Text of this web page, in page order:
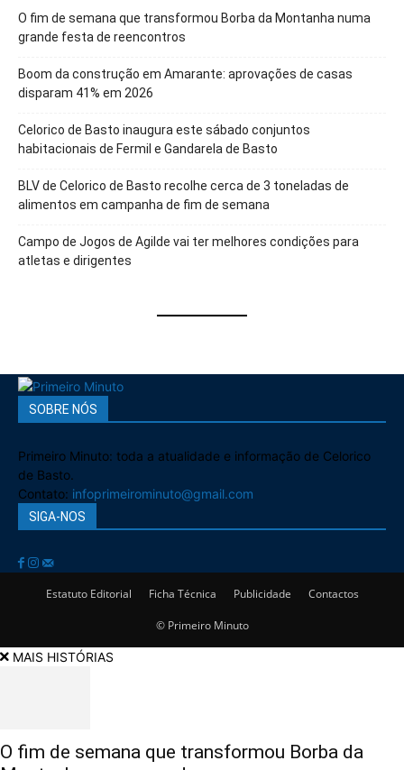
O fim de semana que transformou Borba da Montanha numa
grande festa de reencontros
Boom da construção em Amarante: aprovações de casas
disparam 41% em 2026
Celorico de Basto inaugura este sábado conjuntos
habitacionais de Fermil e Gandarela de Basto
BLV de Celorico de Basto recolhe cerca de 3 toneladas de
alimentos em campanha de fim de semana
Campo de Jogos de Agilde vai ter melhores condições para
atletas e dirigentes
SOBRE NÓS
Primeiro Minuto: toda a atualidade e informação de Celorico
de Basto.
Contato: infoprimeirominuto@gmail.com
SIGA-NOS
Estatuto Editorial Ficha Técnica Publicidade Contactos
© Primeiro Minuto
MAIS HISTÓRIAS
O fim de semana que transformou Borba da